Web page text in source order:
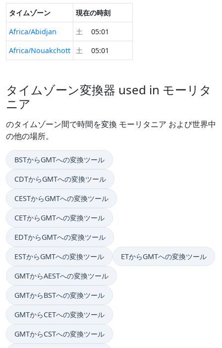
タイムゾーン
現在の時刻
Africa/Abidjan
土
05:01
Africa/Nouakchott 土 05:01
タイムゾーン変換器 used in モーリタ
ニア
のタイムゾーン間で時間を変換 モーリタニア および世界中
の他の場所。
BSTからGMTへの変換ツール
CDTからGMTへの変換ツール
CESTからGMTへの変換ツール
CETからGMTへの変換ツール
EDTからGMTへの変換ツール
ESTからGMTへの変換ツール ETからGMTへの変換ツール
GMTからAESTへの変換ツール
GMTからBSTへの変換ツール
GMTからCETへの変換ツール
GMTからCSTへの変換ツール